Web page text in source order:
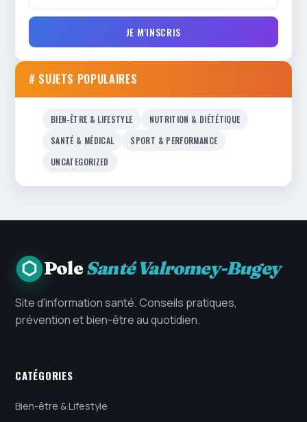
JE M'INSCRIS
# SUJETS POPULAIRES
BIEN-ÊTRE & LIFESTYLE
NUTRITION & DIÉTÉTIQUE
SANTÉ & MÉDICAL
SPORT & PERFORMANCE
UNCATEGORIZED
PoleSanté Valromey-Bugey
Site d'information santé. Conseils pratiques,
prévention et bien-être au quotidien.
CATÉGORIES
Bien-être & Lifestyle